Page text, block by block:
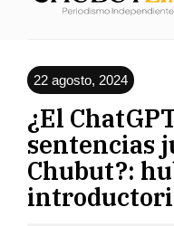
22 agosto, 2024
¿El
sentencias
Chubut?: